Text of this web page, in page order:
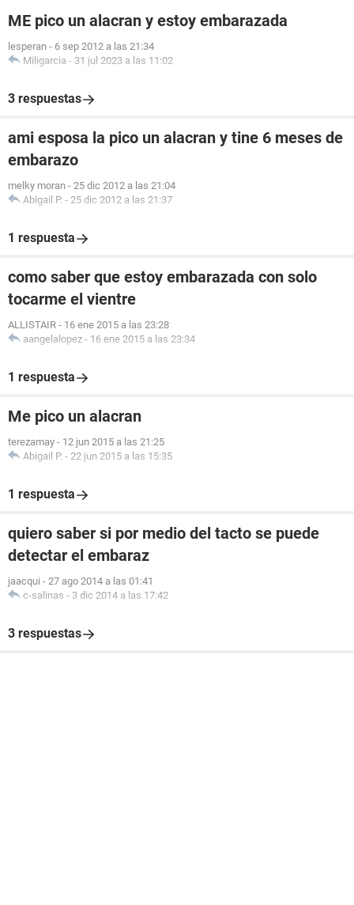
ME pico un alacran y estoy embarazada
lesperan - 6 sep 2012 a las 21:34
Miligarcia - 31 jul 2023 a las 11:02
3 respuestas
ami esposa la pico un alacran y tine 6 meses de
embarazo
melky moran - 25 dic 2012 a las 21:04
Abigail P. - 25 dic 2012 a las 21:37
1 respuesta
como saber que estoy embarazada con solo
tocarme el vientre
ALLISTAIR - 16 ene 2015 a las 23:28
aangelalopez - 16 ene 2015 a las 23:34
1 respuesta
Me pico un alacran
terezamay - 12 jun 2015 a las 21:25
Abigail P. - 22 jun 2015 a las 15:35
1 respuesta
quiero saber si por medio del tacto se puede
detectar el embaraz
jaacqui - 27 ago 2014 a las 01:41
c-salinas - 3 dic 2014 a las 17:42
3 respuestas